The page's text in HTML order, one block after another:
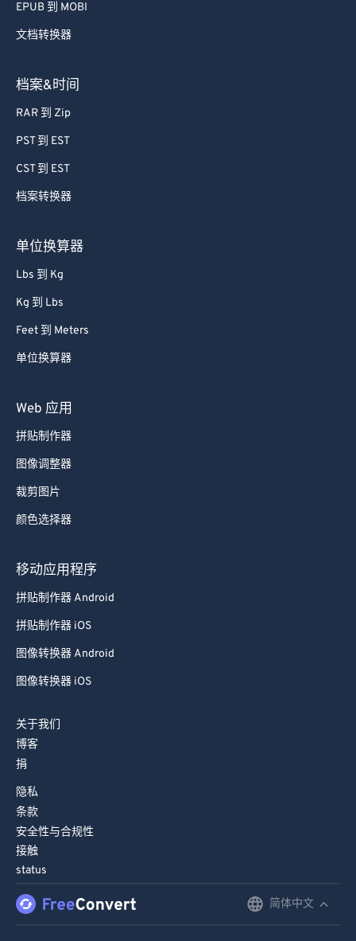
EPUB 到 MOBI
文档转换器
档案&时间
RAR 到 Zip
PST 到 EST
CST 到 EST
档案转换器
单位换算器
Lbs 到 Kg
Kg 到 Lbs
Feet 到 Meters
单位换算器
Web 应用
拼贴制作器
图像调整器
裁剪图片
颜色选择器
移动应用程序
拼贴制作器 Android
拼贴制作器 iOS
图像转换器 Android
图像转换器 iOS
关于我们
博客
捐
隐私
条款
安全性与合规性
接触
status
简体中文